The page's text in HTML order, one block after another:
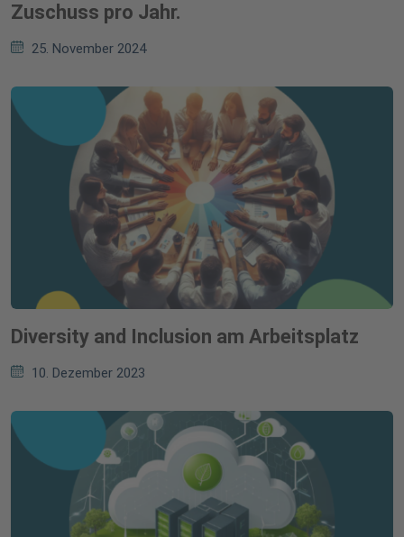
Zuschuss pro Jahr.
25. November 2024
Diversity and Inclusion am Arbeitsplatz
10. Dezember 2023